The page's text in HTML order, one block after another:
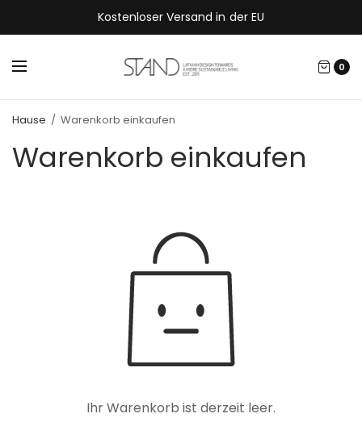
Kostenloser Versand in der EU
0
Hause / Warenkorb einkaufen
Warenkorb einkaufen
Ihr Warenkorb ist derzeit leer.